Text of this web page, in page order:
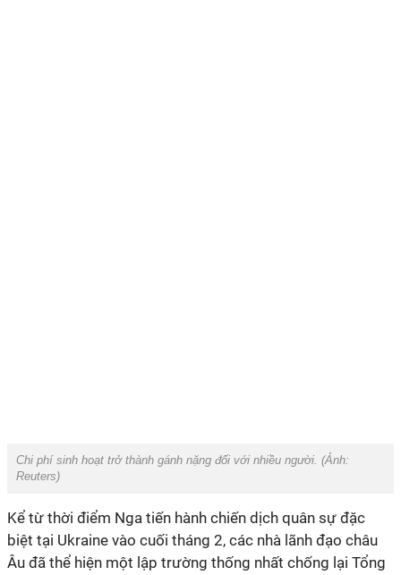
Chi phí sinh hoạt trở thành gánh nặng đối với nhiều người. (Ảnh:
Reuters)
Kể từ thời điểm Nga tiến hành chiến dịch quân sự đặc
biệt tại Ukraine vào cuối tháng 2, các nhà lãnh đạo châu
Âu đã thể hiện một lập trường thống nhất chống lại Tổng